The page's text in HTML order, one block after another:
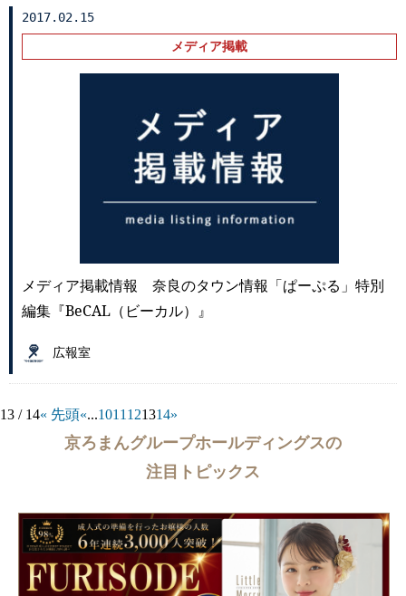
2017.02.15
メディア掲載
メディア掲載情報 奈良のタウン情報「ぱーぷる」特別
編集『BeCAL（ビーカル）』
広報室
13 / 14« 先頭«...1011 121314»
京ろまんグループホールディングスの
注目トピックス